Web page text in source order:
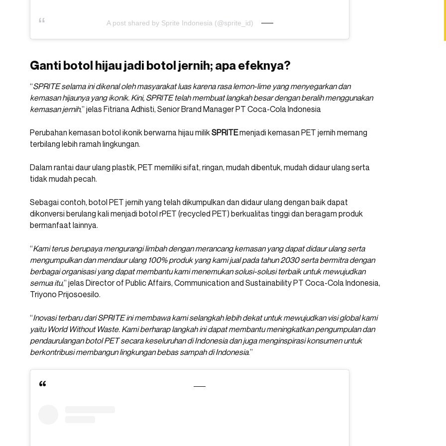
A post shared by Sprite Indonesia (@sprite_id)
Ganti botol hijau jadi botol jernih; apa efeknya?
“SPRITE selama ini dikenal oleh masyarakat luas karena rasa lemon-lime yang menyegarkan dan
kemasan hijaunya yang ikonik. Kini, SPRITE telah membuat langkah besar dengan beralih menggunakan
kemasan jernih,” jelas Fitriana Adhisti, Senior Brand Manager PT Coca-Cola Indonesia
Perubahan kemasan botol ikonik berwarna hijau milik SPRITEmenjadi kemasan PET jernih memang
terbilang lebih ramah lingkungan.
Dalam rantai daur ulang plastik, PET memiliki sifat, ringan, mudah dibentuk, mudah didaur ulang serta
tidak mudah pecah.
Sebagai contoh, botol PET jernih yang telah dikumpulkan dan didaur ulang dengan baik dapat
dikonversi berulang kali menjadi botol rPET (recycled PET) berkualitas tinggi dan beragam produk
bermanfaat lainnya.
“Kami terus berupaya mengurangi limbah dengan merancang kemasan yang dapat didaur ulang serta
mengumpulkan dan mendaur ulang 100% produk yang kami jual pada tahun 2030 serta bermitra dengan
berbagai organisasi yang dapat membantu kami menemukan solusi-solusi terbaik untuk mewujudkan
semua itu,” jelas Director of Public Affairs, Communication and Sustainability PT Coca-Cola Indonesia,
Triyono Prijosoesilo.
“Inovasi terbaru dari SPRITE ini membawa kami selangkah lebih dekat untuk mewujudkan visi global kami
yaitu World Without Waste. Kami berharap langkah ini dapat membantu meningkatkan pengumpulan dan
pendaurulangan botol PET secara keseluruhan di Indonesia dan juga menginspirasi konsumen untuk
berkontribusi membangun lingkungan bebas sampah di Indonesia.”